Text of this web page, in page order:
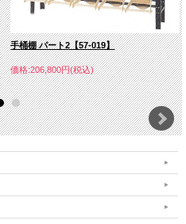
手桶棚 パート2【57-019】
価格:206,800円(税込)